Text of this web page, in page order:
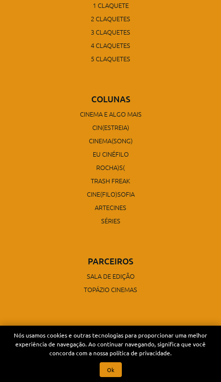
1 CLAQUETE
2 CLAQUETES
3 CLAQUETES
4 CLAQUETES
5 CLAQUETES
COLUNAS
CINEMA E ALGO MAIS
CIN(ESTREIA)
CINEMA(SONG)
EU CINÉFILO
ROCHA)S(
TRASH FREAK
CINE(FILO)SOFIA
ARTECINES
SÉRIES
PARCEIROS
SALA DE EDIÇÃO
TOPÁZIO CINEMAS
Nós usamos cookies e outras tecnologias para proporcionar uma melhor
experiência de navegação. Ao continuar navegando, significa que você
concorda com a nossa política de privacidade.
Ok